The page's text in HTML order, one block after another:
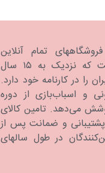
تمام آنلاین
سیسمونی و اسباب‌بازی در ایران است که نزدیک به ۱۵ سال
را در کارنامه خود دارد.
و اسباب‌بازی از دوره
کودک را پوشش می‌دهد. تامین کالای
و ضمانت پس از
در طول سالهای